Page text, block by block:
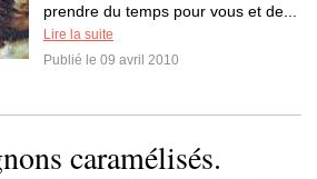
prendre du temps pour vous et de...
Lire la suite
Publié le 09 avril 2010
caramélisés.